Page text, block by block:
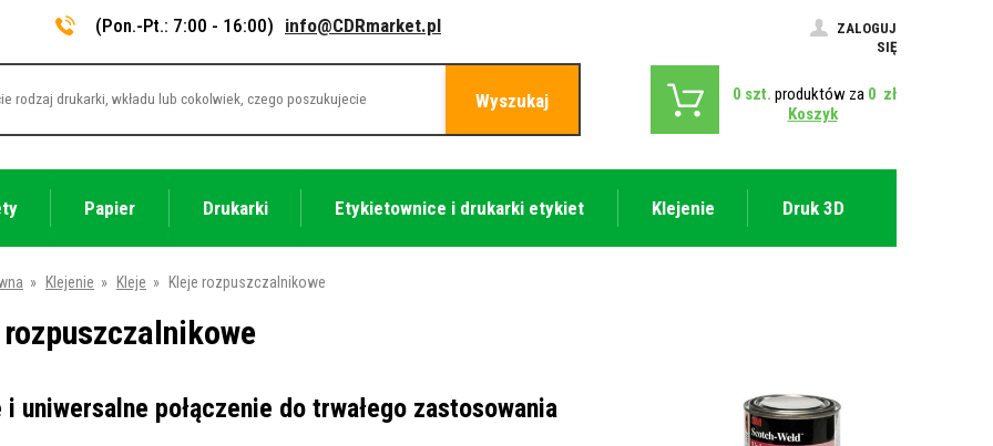
(Pon.-Pt.: 7:00 - 16:00) info@CDRmarket.pl
ZALOGUJ
SIĘ
Wyszukaj 0 szt. produktów za 0 zł
Koszyk
Papier Drukarki Etykietownice i drukarki etykiet Klejenie Druk 3D
» Klejenie » Kleje » Kleje rozpuszczalnikowe
i uniwersalne połączenie do trwałego zastosowania